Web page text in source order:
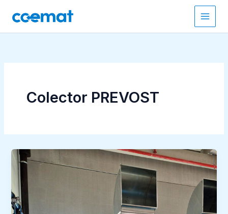
Colector PREVOST